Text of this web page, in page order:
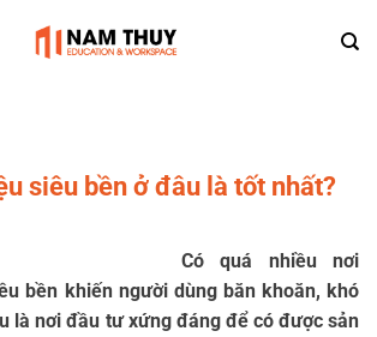
siêu bền ở đâu là tốt nhất?
Có quá nhiều nơi
bền khiến người dùng băn khoăn, khó
là nơi đầu tư xứng đáng để có được sản